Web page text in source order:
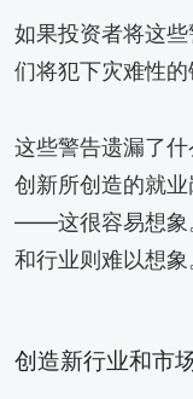
如果投资者将这
们将犯下灾难性的
这些警告遗漏了
创新所创造的就
——这很容易想象
和行业则难以想象
创造新行业和市